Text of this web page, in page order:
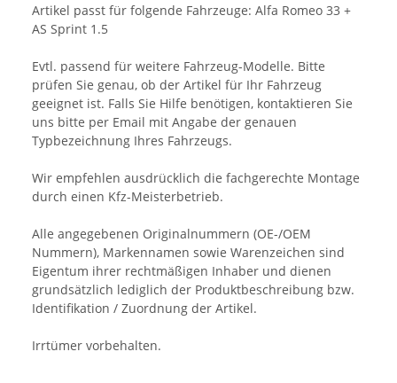
Artikel passt für folgende Fahrzeuge: Alfa Romeo 33 +
AS Sprint 1.5
Evtl. passend für weitere Fahrzeug-Modelle. Bitte
prüfen Sie genau, ob der Artikel für Ihr Fahrzeug
geeignet ist. Falls Sie Hilfe benötigen, kontaktieren Sie
uns bitte per Email mit Angabe der genauen
Typbezeichnung Ihres Fahrzeugs.
Wir empfehlen ausdrücklich die fachgerechte Montage
durch einen Kfz-Meisterbetrieb.
Alle angegebenen Originalnummern (OE-/OEM
Nummern), Markennamen sowie Warenzeichen sind
Eigentum ihrer rechtmäßigen Inhaber und dienen
grundsätzlich lediglich der Produktbeschreibung bzw.
Identifikation / Zuordnung der Artikel.
Irrtümer vorbehalten.